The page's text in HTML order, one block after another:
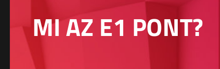
MI AZ E1 PONT?